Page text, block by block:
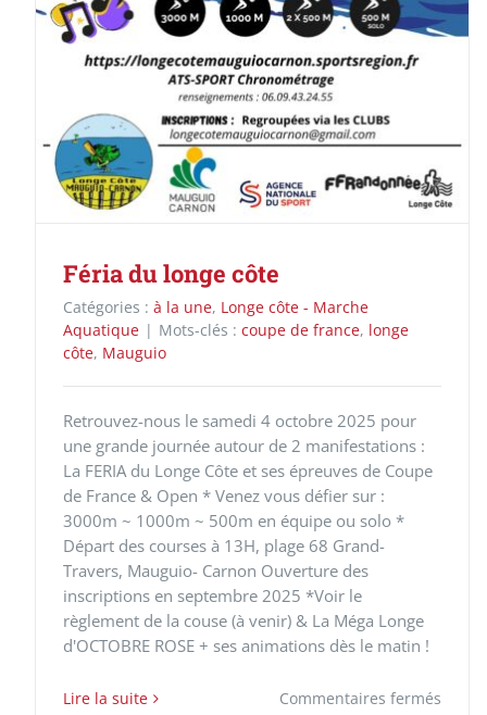
Féria du longe côte
Catégories : à la une, Longe côte - Marche
Aquatique | Mots-clés : coupe de france, longe
côte, Mauguio
Retrouvez-nous le samedi 4 octobre 2025 pour
une grande journée autour de 2 manifestations :
La FERIA du Longe Côte et ses épreuves de Coupe
de France & Open * Venez vous défier sur :
3000m ~ 1000m ~ 500m en équipe ou solo *
Départ des courses à 13H, plage 68 Grand-
Travers, Mauguio- Carnon Ouverture des
inscriptions en septembre 2025 *Voir le
règlement de la couse (à venir) & La Méga Longe
d'OCTOBRE ROSE + ses animations dès le matin !
Lire la suite Commentaires fermés